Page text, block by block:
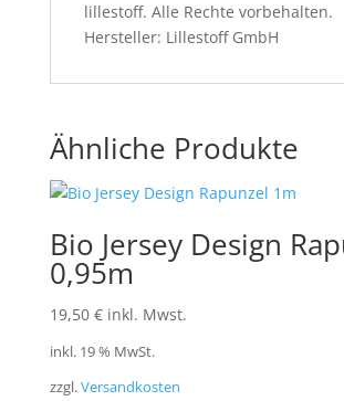
lillestoff. Alle Rechte vorbehalten.
Hersteller: Lillestoff GmbH
Ähnliche Produkte
Bio Jersey Design
0,95m
19,50 € inkl. Mwst.
inkl. 19 % MwSt.
zzgl.Versandkosten